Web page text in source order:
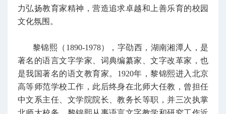
力弘扬教育家精神，营造追求卓越和上善乐育的校园
文化氛围。
黎锦熙（1890-1978），字劭西，湖南湘潭人，是
著名的语言文字学家、词典编纂家、文字改革家，也
是我国著名的语文教育家。1920年，黎锦熙进入北京
高等师范学校工作，此后终身在北师大任教，曾担任
中文系主任、文学院院长、教务长等职，并三次执掌